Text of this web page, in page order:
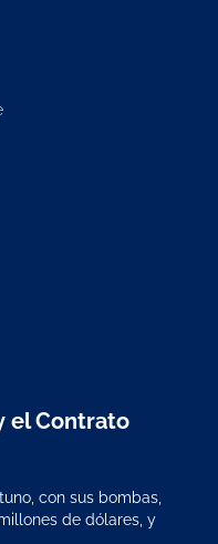
el Contrato
con sus bombas,
de dólares, y